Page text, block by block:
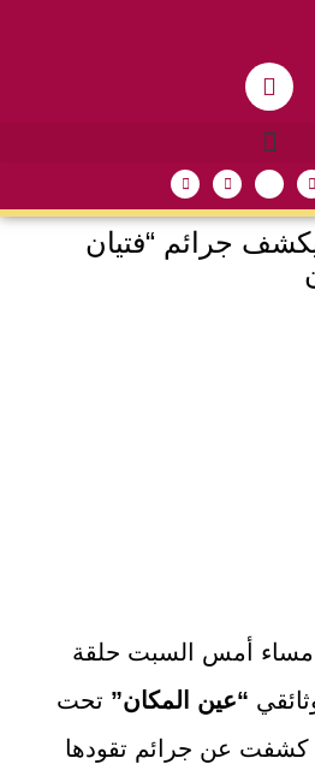
يكشف جرائم “فتيان
مساء أمس السبت حلقة
“عين المكان” تحت
كشفت عن جرائم تقودها